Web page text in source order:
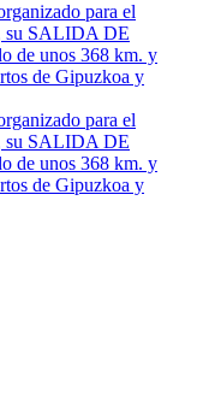
para el
su SALIDA DE
de unos 368 km. y
de Gipuzkoa y
para el
su SALIDA DE
de unos 368 km. y
de Gipuzkoa y